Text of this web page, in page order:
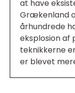
at have
Grækenland
århundrede
eksplosion af
teknikkerne
er blevet